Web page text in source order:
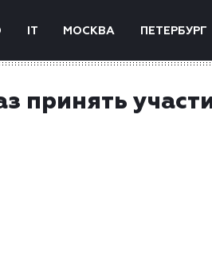
IT МОСКВА ПЕТЕРБУРГ
принять